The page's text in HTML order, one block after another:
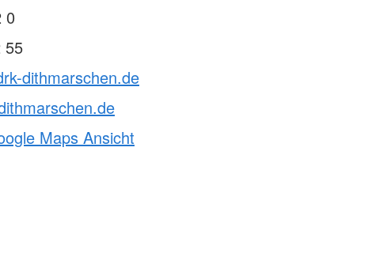
0
55
dithmarschen.de
Maps Ansicht